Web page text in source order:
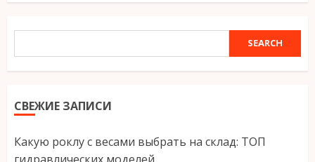
SEARCH
СВЕЖИЕ ЗАПИСИ
Какую роклу с весами выбрать на склад: ТОП